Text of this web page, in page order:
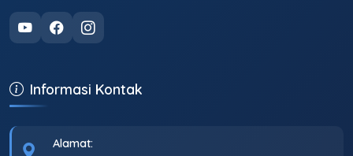
Informasi Kontak
Alamat: